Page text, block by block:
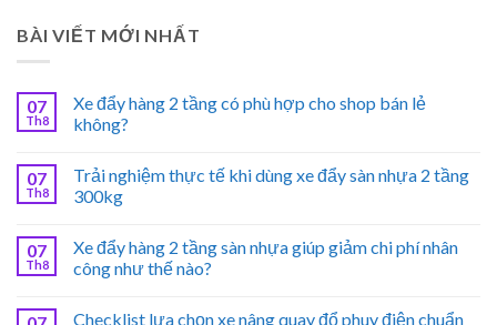
BÀI VIẾT MỚI NHẤT
07
Th8
Xe đẩy hàng 2 tầng có phù hợp cho shop bán lẻ
không?
07
Th8
Trải nghiệm thực tế khi dùng xe đẩy sàn nhựa 2 tầng
300kg
07
Th8
Xe đẩy hàng 2 tầng sàn nhựa giúp giảm chi phí nhân
công như thế nào?
Checklist lựa chọn xe nâng quay đổ phuy điện chuẩn